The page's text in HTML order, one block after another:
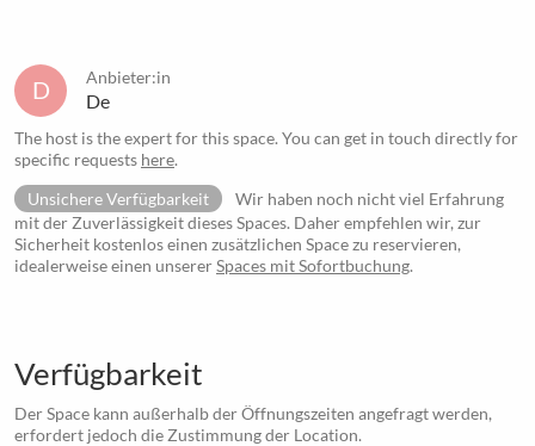
D Anbieter:in
De
The host is the expert for this space. You can get in touch directly for
specific requests here.
Unsichere Verfügbarkeit
Wir haben noch nicht viel Erfahrung
mit der Zuverlässigkeit dieses Spaces. Daher empfehlen wir, zur
Sicherheit kostenlos einen zusätzlichen Space zu reservieren,
idealerweise einen unsererSpaces mit Sofortbuchung.
Verfügbarkeit
Der Space kann außerhalb der Öffnungszeiten angefragt werden,
erfordert jedoch die Zustimmung der Location.